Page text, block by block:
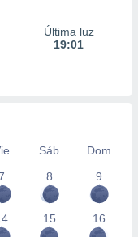
Última luz
19:01
Sáb
Dom
8 9
15 16